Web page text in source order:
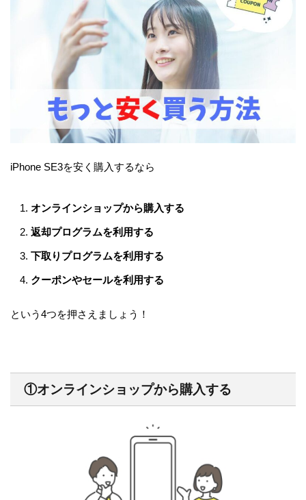
iPhone SE3を安く購入するなら
オンラインショップから購入する
返却プログラムを利用する
下取りプログラムを利用する
クーポンやセールを利用する
という4つを押さえましょう！
①オンラインショップから購入する